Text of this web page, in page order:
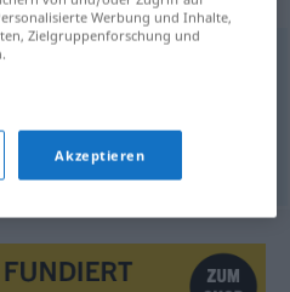
Werbung und Inhalte,
Zielgruppenforschung und
Akzeptieren